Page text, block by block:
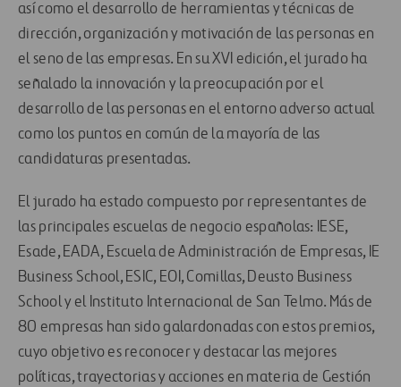
así como el desarrollo de herramientas y técnicas de
dirección, organización y motivación de las personas en
el seno de las empresas. En su XVI edición, el jurado ha
señalado la innovación y la preocupación por el
desarrollo de las personas en el entorno adverso actual
como los puntos en común de la mayoría de las
candidaturas presentadas.
El jurado ha estado compuesto por representantes de
las principales escuelas de negocio españolas: IESE,
Esade, EADA, Escuela de Administración de Empresas, IE
Business School, ESIC, EOI, Comillas, Deusto Business
School y el Instituto Internacional de San Telmo. Más de
80 empresas han sido galardonadas con estos premios,
cuyo objetivo es reconocer y destacar las mejores
políticas, trayectorias y acciones en materia de Gestión